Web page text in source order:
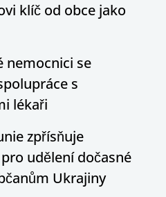
klíč od obce jako
nemocnici se
s
lékaři
zpřísňuje
udělení dočasné
Ukrajiny